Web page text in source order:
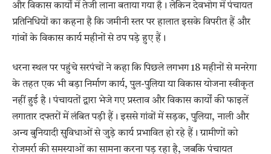
और विकास कार्यों में तेजी लाना बताया गया है। लेकिन देवभोग में पंचायत
प्रतिनिधियों का कहना है कि जमीनी स्तर पर हालात इसके विपरीत हैं और
गांवों के विकास कार्य महीनों से ठप पड़े हुए हैं।
धरना स्थल पर पहुंचे सरपंचों ने कहा कि पिछले लगभग 18 महीनों से मनरेगा
के तहत एक भी बड़ा निर्माण कार्य, पुल-पुलिया या विकास योजना स्वीकृत
नहीं हुई है। पंचायतों द्वारा भेजे गए प्रस्ताव और विकास कार्यों की फाइलें
लगातार दफ्तरों में लंबित पड़ी हैं। इससे गांवों में सड़क, पुलिया, नाली और
अन्य बुनियादी सुविधाओं से जुड़े कार्य प्रभावित हो रहे हैं। ग्रामीणों को
रोजमर्रा की समस्याओं का सामना करना पड़ रहा है, जबकि पंचायत